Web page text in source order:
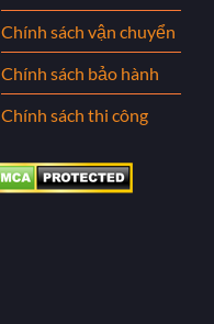
Chính sách vận chuyển
Chính sách bảo hành
Chính sách thi công